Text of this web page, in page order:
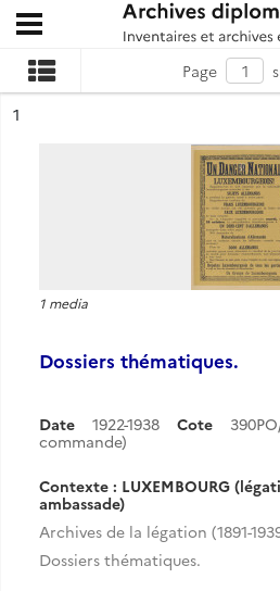
Archives diplomatiques
Ouvrir le menu déroulant
Page
n°
1
1 media
Dossiers thématiques.
Date 1922-1938 Cote
commande)
Contexte : LUXEMBOURG
ambassade)
Archives de la légation (1891-
Dossiers thématiques.